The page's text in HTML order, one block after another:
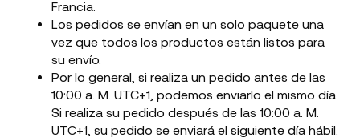
Francia.
Los pedidos se envían en un solo paquete una
vez que todos los productos están listos para
su envío.
Por lo general, si realiza un pedido antes de las
10:00 a. M. UTC+1, podemos enviarlo el mismo día.
Si realiza su pedido después de las 10:00 a. M.
UTC+1, su pedido se enviará el siguiente día hábil.